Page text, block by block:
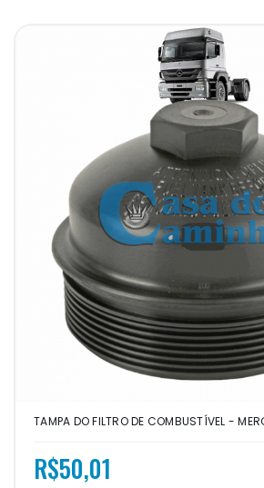
TAMPA DO FILTRO DE COMBUSTÍVEL -
R$50,01